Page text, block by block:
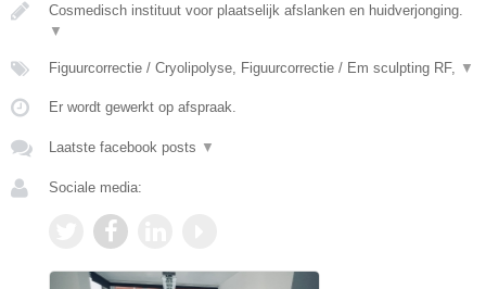
Cosmedisch instituut voor plaatselijk afslanken en huidverjonging.
▼
Figuurcorrectie / Cryolipolyse, Figuurcorrectie / Em sculpting RF, ▼
Er wordt gewerkt op afspraak.
Laatste facebook posts ▼
Sociale media: